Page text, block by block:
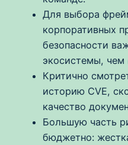
Для выбора
корпоративных
безопасности
экосистемы, чем
Критично
историю CVE,
качество
Большую часть
бюджетно: